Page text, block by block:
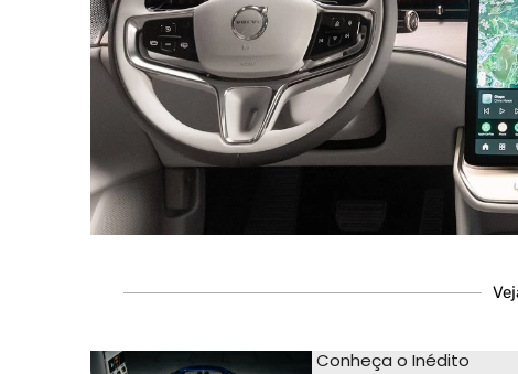
Conheça o Inédito